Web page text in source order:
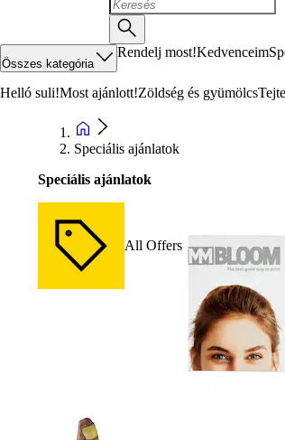
Összes kategória
Rendelj most!Kedvenceim
Helló suli!Most ajánlott!Zöldség és gyümölcs
Speciális ajánlatok
Speciális ajánlatok
All Offers